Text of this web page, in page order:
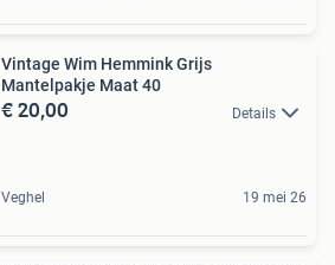
Vintage Wim Hemmink Grijs
Mantelpakje Maat 40
€ 20,00 Details
Veghel 19 mei 26